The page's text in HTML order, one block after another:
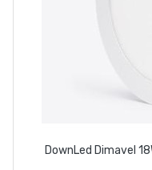
DownLed Dimavel